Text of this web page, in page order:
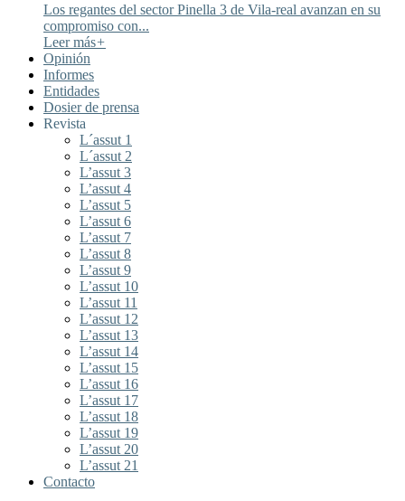
Los regantes del sector Pinella 3 de Vila-real avanzan en su
compromiso con...
Leer más+
Opinión
Informes
Entidades
Dosier de prensa
Revista
L´assut 1
L´assut 2
L’assut 3
L’assut 4
L’assut 5
L’assut 6
L’assut 7
L’assut 8
L’assut 9
L’assut 10
L’assut 11
L’assut 12
L’assut 13
L’assut 14
L’assut 15
L’assut 16
L’assut 17
L’assut 18
L’assut 19
L’assut 20
L’assut 21
Contacto